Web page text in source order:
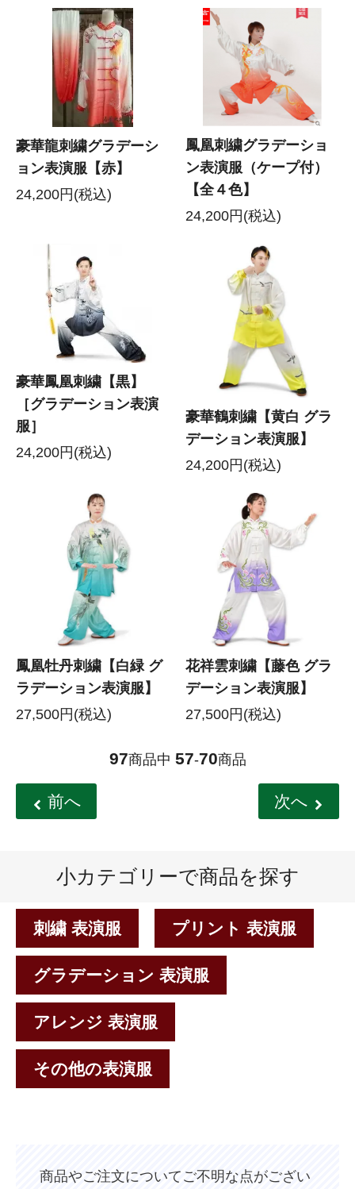
豪華龍刺繍グラデーシ
ョン表演服【赤】
24,200円(税込)
鳳凰刺繍グラデーショ
ン表演服（ケープ付）
【全４色】
24,200円(税込)
豪華鳳凰刺繍【黒】
［グラデーション表演
服］
24,200円(税込)
豪華鶴刺繍【黄白 グラ
デーション表演服】
24,200円(税込)
鳳凰牡丹刺繍【白緑 グ
ラデーション表演服】
27,500円(税込)
花祥雲刺繍【藤色 グラ
デーション表演服】
27,500円(税込)
97商品中 57-70商品
前へ 次へ
小カテゴリーで商品を探す
刺繍 表演服 プリント 表演服
グラデーション 表演服
アレンジ 表演服
その他の表演服
商品やご注文についてご不明な点がござい